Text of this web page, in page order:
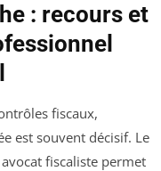
: recours et
fiscaux,
est souvent décisif. Le
fiscaliste permet